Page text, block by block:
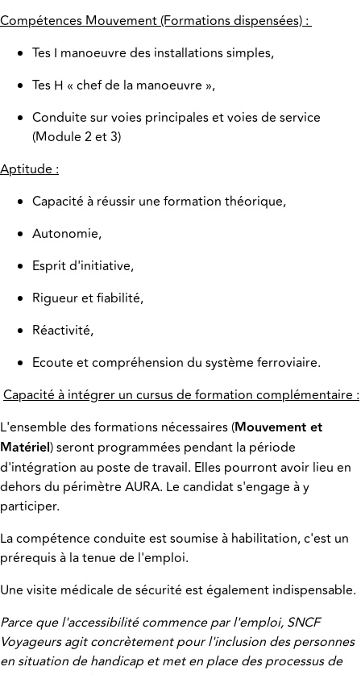
Compétences Mouvement (Formations dispensées) :
Tes I manoeuvre des installations simples,
Tes H « chef de la manoeuvre »,
Conduite sur voies principales et voies de service
(Module 2 et 3)
Aptitude :
Capacité à réussir une formation théorique,
Autonomie,
Esprit d'initiative,
Rigueur et fiabilité,
Réactivité,
Ecoute et compréhension du système ferroviaire.
Capacité à intégrer un cursus de formation complémentaire :
L'ensemble des formations nécessaires (Mouvement et
Matériel) seront programmées pendant la période
d'intégration au poste de travail. Elles pourront avoir lieu en
dehors du périmètre AURA. Le candidat s'engage à y
participer.
La compétence conduite est soumise à habilitation, c'est un
prérequis à la tenue de l'emploi.
Une visite médicale de sécurité est également indispensable.
Parce que l'accessibilité commence par l'emploi, SNCF
Voyageurs agit concrètement pour l'inclusion des personnes
en situation de handicap et met en place des processus de